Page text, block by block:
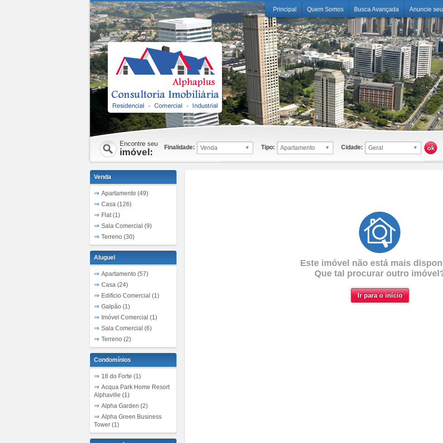
Principal Quem Somos Busca Avançada Anuncie seu
Encontre seu
imóvel: Finalidade: Tipo: Cidade:
Este imóvel não está mais
Que tal procurar outro
Ir para o início
Venda
Apartamento (49)
Casa (126)
Flat (1)
Sala Comercial (9)
Terreno (30)
Aluguel
Apartamento (57)
Casa (24)
Edifício Comercial (1)
Galpão (1)
Imóvel Comercial (1)
Sala Comercial (6)
Terreno (2)
Condomínios
18 do Forte (1)
Acqua Park Home Resort
Alphaville (1)
Alpha Garden (2)
Alpha Green Business
Tower (1)